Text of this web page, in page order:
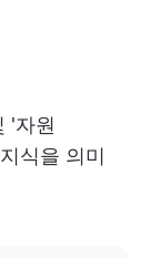
'자원
식을 의미